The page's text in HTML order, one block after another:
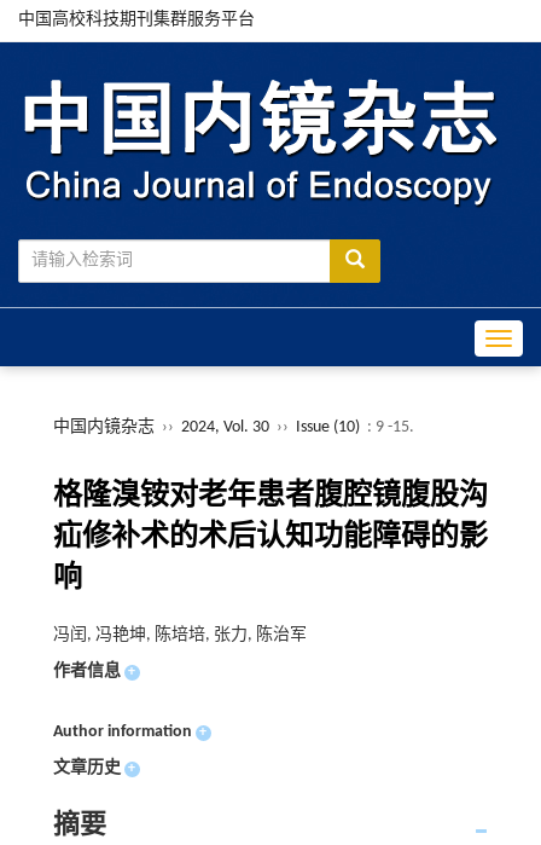
中国高校科技期刊集群服务平台
中国内镜杂志 ›› 2024, Vol. 30 ›› Issue (10) : 9 -15.
格隆溴铵对老年患者腹腔镜腹股沟
疝修补术的术后认知功能障碍的影
响
冯闰, 冯艳坤, 陈培培, 张力, 陈治军
作者信息 +
Author information +
文章历史 +
摘要